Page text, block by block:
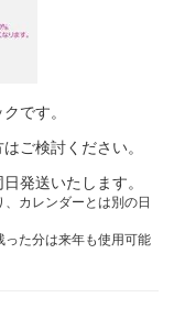
です。
ご検討ください。
発送いたします。
カレンダーとは別の日
た分は来年も使用可能